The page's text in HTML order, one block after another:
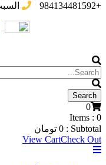
+984134481592
السبت -
0
Items : 0
Subtotal :
0 تومان
View CartCheck Out